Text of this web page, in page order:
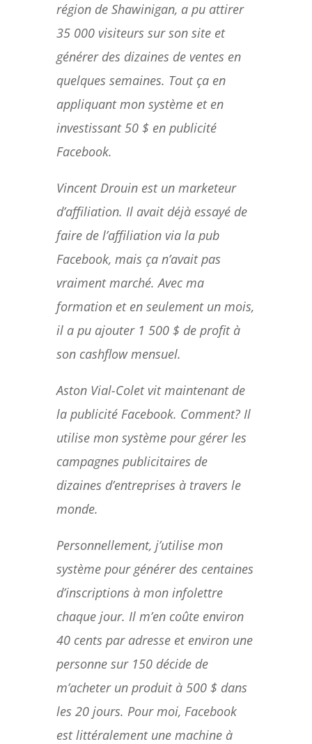
région de Shawinigan, a pu attirer
35 000 visiteurs sur son site et
générer des dizaines de ventes en
quelques semaines. Tout ça en
appliquant mon système et en
investissant 50 $ en publicité
Facebook.
Vincent Drouin est un marketeur
d’affiliation. Il avait déjà essayé de
faire de l’affiliation via la pub
Facebook, mais ça n’avait pas
vraiment marché. Avec ma
formation et en seulement un mois,
il a pu ajouter 1 500 $ de profit à
son cashflow mensuel.
Aston Vial-Colet vit maintenant de
la publicité Facebook. Comment? Il
utilise mon système pour gérer les
campagnes publicitaires de
dizaines d’entreprises à travers le
monde.
Personnellement, j’utilise mon
système pour générer des centaines
d’inscriptions à mon infolettre
chaque jour. Il m’en coûte environ
40 cents par adresse et environ une
personne sur 150 décide de
m’acheter un produit à 500 $ dans
les 20 jours. Pour moi, Facebook
est littéralement une machine à